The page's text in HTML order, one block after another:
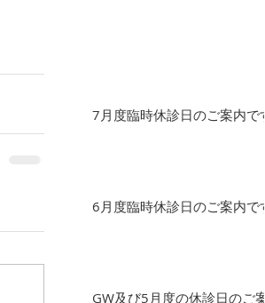
7月度臨時休診日のご案内です
6月度臨時休診日のご案内です
GW及び5月度の休診日のご案